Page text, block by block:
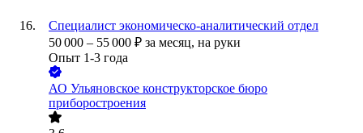
Специалист экономическо-аналитический отдел
50 000 – 55 000 ₽ за месяц, на руки
Опыт 1-3 года
АО Ульяновское конструкторское бюро
приборостроения